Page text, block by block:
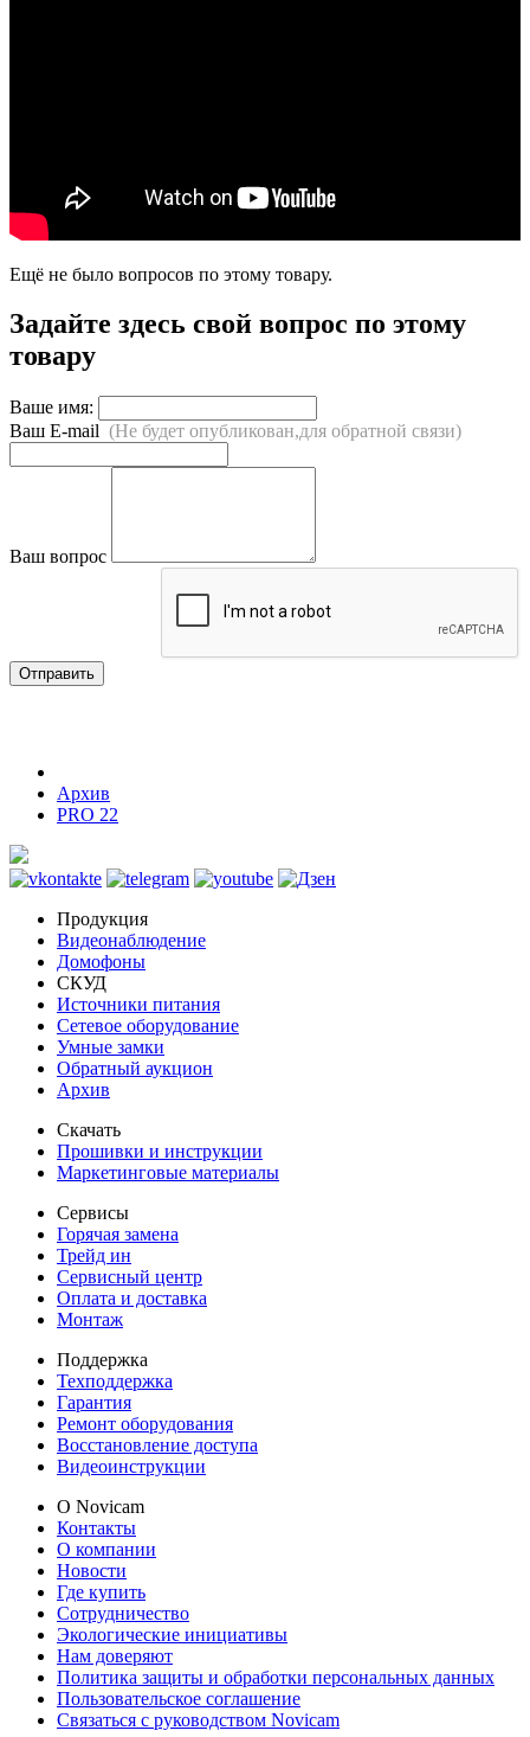
Ещё не было вопросов по этому товару.
Задайте здесь свой вопрос по этому
товару
Ваше имя:
Ваш E-mail (Не будет опубликован,для обратной связи)
Ваш вопрос
Отправить
Архив
PRO 22
Продукция
Видеонаблюдение
Домофоны
СКУД
Источники питания
Сетевое оборудование
Умные замки
Обратный аукцион
Архив
Скачать
Прошивки и инструкции
Маркетинговые материалы
Сервисы
Горячая замена
Трейд ин
Сервисный центр
Оплата и доставка
Монтаж
Поддержка
Техподдержка
Гарантия
Ремонт оборудования
Восстановление доступа
Видеоинструкции
О Novicam
Контакты
О компании
Новости
Где купить
Сотрудничество
Экологические инициативы
Нам доверяют
Политика защиты и обработки персональных данных
Пользовательское соглашение
Связаться с руководством Novicam